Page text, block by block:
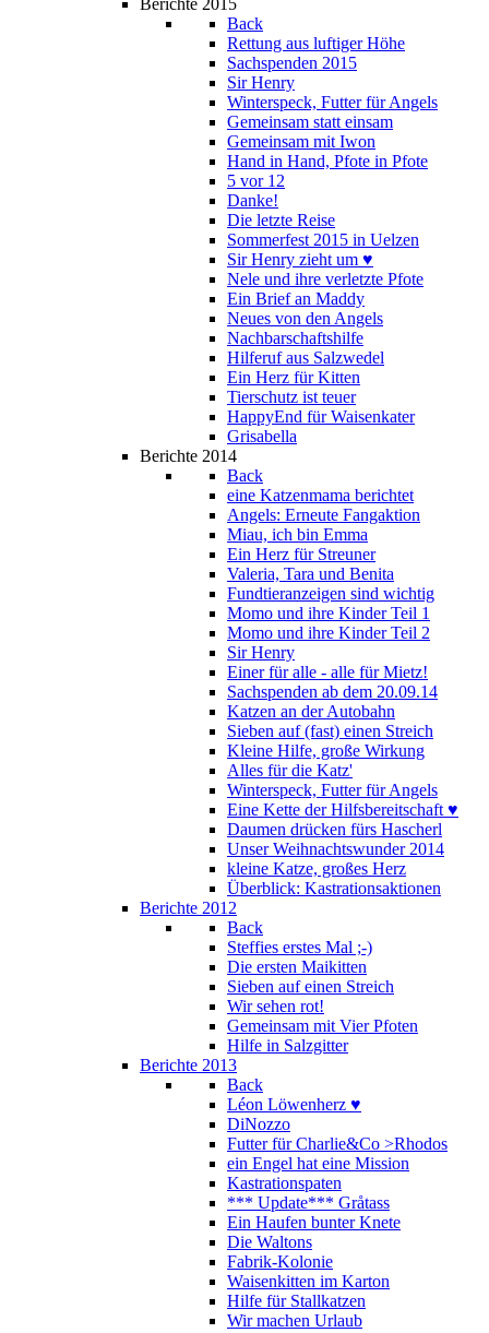
Berichte 2015
Back
Rettung aus luftiger Höhe
Sachspenden 2015
Sir Henry
Winterspeck, Futter für Angels
Gemeinsam statt einsam
Gemeinsam mit Iwon
Hand in Hand, Pfote in Pfote
5 vor 12
Danke!
Die letzte Reise
Sommerfest 2015 in Uelzen
Sir Henry zieht um ♥
Nele und ihre verletzte Pfote
Ein Brief an Maddy
Neues von den Angels
Nachbarschaftshilfe
Hilferuf aus Salzwedel
Ein Herz für Kitten
Tierschutz ist teuer
HappyEnd für Waisenkater
Grisabella
Berichte 2014
Back
eine Katzenmama berichtet
Angels: Erneute Fangaktion
Miau, ich bin Emma
Ein Herz für Streuner
Valeria, Tara und Benita
Fundtieranzeigen sind wichtig
Momo und ihre Kinder Teil 1
Momo und ihre Kinder Teil 2
Sir Henry
Einer für alle - alle für Mietz!
Sachspenden ab dem 20.09.14
Katzen an der Autobahn
Sieben auf (fast) einen Streich
Kleine Hilfe, große Wirkung
Alles für die Katz'
Winterspeck, Futter für Angels
Eine Kette der Hilfsbereitschaft ♥
Daumen drücken fürs Hascherl
Unser Weihnachtswunder 2014
kleine Katze, großes Herz
Überblick: Kastrationsaktionen
Berichte 2012
Back
Steffies erstes Mal ;-)
Die ersten Maikitten
Sieben auf einen Streich
Wir sehen rot!
Gemeinsam mit Vier Pfoten
Hilfe in Salzgitter
Berichte 2013
Back
Léon Löwenherz ♥
DiNozzo
Futter für Charlie&Co >Rhodos
ein Engel hat eine Mission
Kastrationspaten
*** Update*** Gråtass
Ein Haufen bunter Knete
Die Waltons
Fabrik-Kolonie
Waisenkitten im Karton
Hilfe für Stallkatzen
Wir machen Urlaub